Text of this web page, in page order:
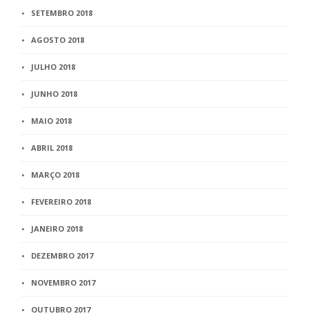
SETEMBRO 2018
AGOSTO 2018
JULHO 2018
JUNHO 2018
MAIO 2018
ABRIL 2018
MARÇO 2018
FEVEREIRO 2018
JANEIRO 2018
DEZEMBRO 2017
NOVEMBRO 2017
OUTUBRO 2017